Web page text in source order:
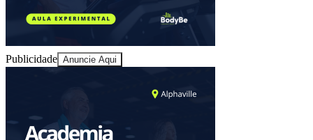
Ceará
Publicidade Anuncie Aqui